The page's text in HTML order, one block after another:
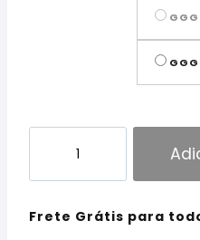
Frete Grátis para